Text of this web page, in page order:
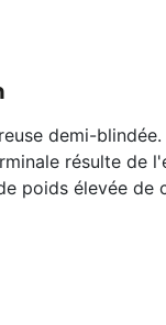
demi-
résulte de
poids élevée de